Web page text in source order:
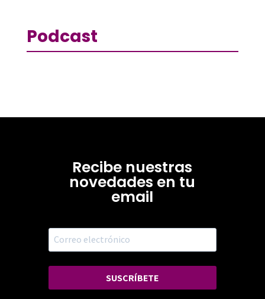
Podcast
Recibe nuestras
novedades en tu
email
SUSCRÍBETE